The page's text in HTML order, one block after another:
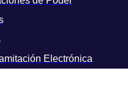
Electrónica